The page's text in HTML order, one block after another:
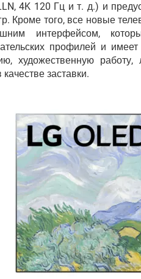
4K 120 Гц и т. д.) и
Кроме того, все новые
интерфейсом,
профилей и
художественную
качестве заставки.